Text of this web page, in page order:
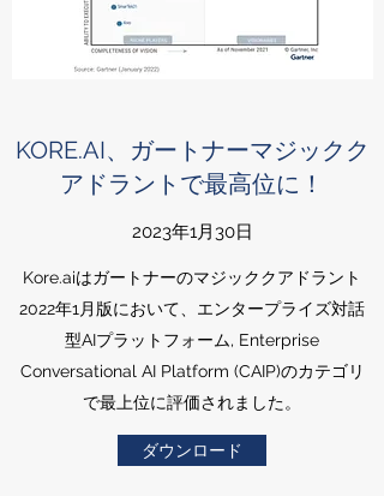
KORE.AI、ガートナーマジックク
アドラントで最高位に！
2023年1月30日
Kore.aiはガートナーのマジッククアドラント
2022年1月版において、エンタープライズ対話
型AIプラットフォーム, Enterprise
Conversational AI Platform (CAIP)のカテゴリ
で最上位に評価されました。
ダウンロード